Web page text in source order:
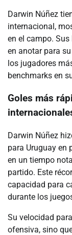
Darwin Núñez
internacional,
en el campo.
en anotar para
los jugadores
benchmarks en
Goles más
Darwin Núñez
para Uruguay en
en un tiempo
partido. Este
capacidad para
durante los
Su velocidad
ofensiva, sino